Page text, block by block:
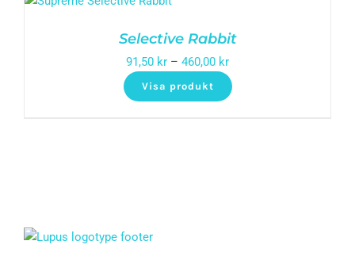
Selective Rabbit
91,50 kr – 460,00 kr
Visa produkt